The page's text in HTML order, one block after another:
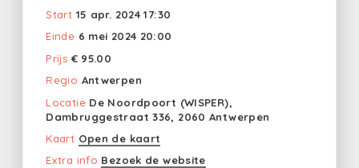
Start 15 apr. 2024 17:30
Einde 6 mei 2024 20:00
Prijs € 95.00
Regio Antwerpen
Locatie De Noordpoort (WISPER),
Dambruggestraat 336, 2060 Antwerpen
Kaart Open de kaart
Extra info Bezoek de website